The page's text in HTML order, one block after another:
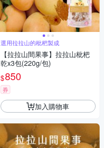
選用拉拉山的枇杷製成
【拉拉山間果事】拉拉山枇杷
乾x3包(220g/包)
$850
券
加入購物車